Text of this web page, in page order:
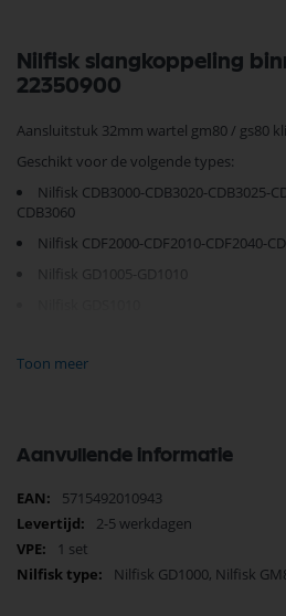
Nilfisk slangkoppeling
22350900
Aansluitstuk 32mm wartel gm80 / gs80
Geschikt voor de volgende types:
Nilfisk CDB3000-CDB3020-CDB3025-
CDB3060
Nilfisk CDF2000-CDF2010-CDF2040-
Nilfisk GD1005-GD1010
Nilfisk GD2000
Je vindt dit product in;
Nilfisk Onderdelen
Nilfisk King Stofzuiger Onderdelen
Nilfisk GD1000 Stofzuiger Onderdelen
Nilfisk pistoolgrepen en onderdelen
Toon meer
Aanvullende informatie
Meer
informatie
5715492010943
2-5 werkdagen
1 set
Nilfisk GD1000, Nilfisk